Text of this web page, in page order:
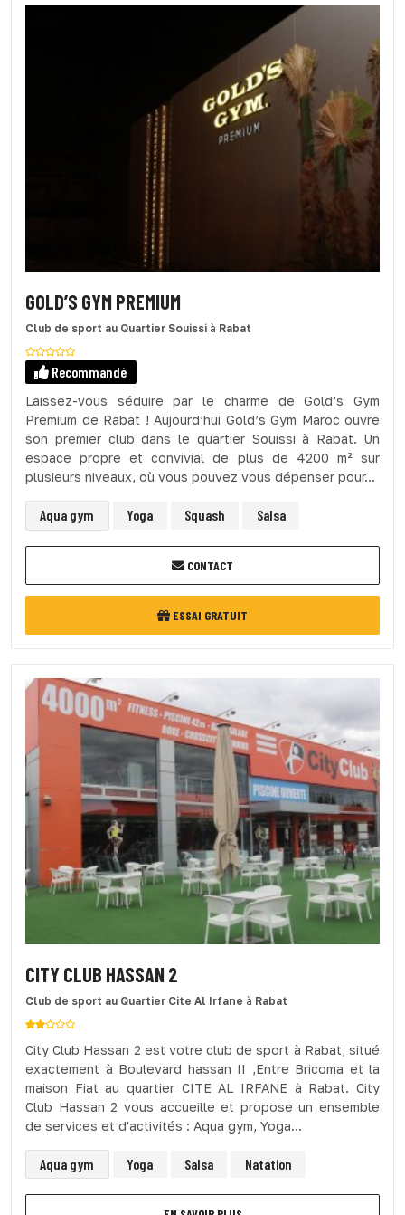
GOLD’S GYM PREMIUM
Club de sport au Quartier Souissi à Rabat
Recommandé
Laissez-vous séduire par le charme de Gold’s Gym
Premium de Rabat ! Aujourd’hui Gold’s Gym Maroc ouvre
son premier club dans le quartier Souissi à Rabat. Un
espace propre et convivial de plus de 4200 m² sur
plusieurs niveaux, où vous pouvez vous dépenser pour...
Aqua gym Yoga Squash Salsa
CONTACT
ESSAI GRATUIT
CITY CLUB HASSAN 2
Club de sport au Quartier Cite Al Irfane à Rabat
City Club Hassan 2 est votre club de sport à Rabat, situé
exactement à Boulevard hassan II ,Entre Bricoma et la
maison Fiat au quartier CITE AL IRFANE à Rabat. City
Club Hassan 2 vous accueille et propose un ensemble
de services et d'activités : Aqua gym, Yoga...
Aqua gym Yoga Salsa Natation